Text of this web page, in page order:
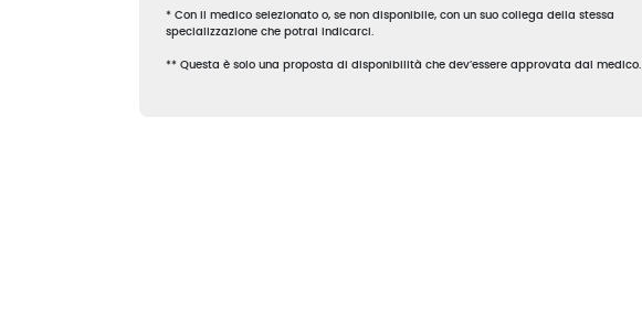
* Con il medico selezionato o, se non disponibile, con un suo collega della stessa
specializzazione che potrai indicarci.
** Questa è solo una proposta di disponibilità che dev’essere approvata dal medico.